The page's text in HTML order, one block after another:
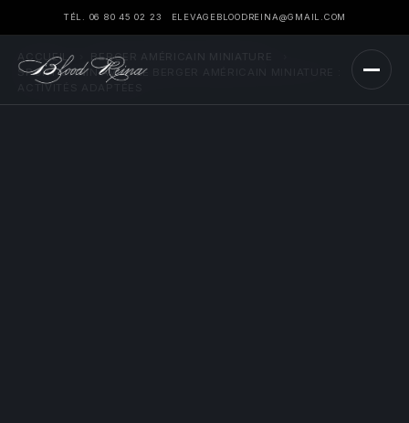
TÉL. 06 80 45 02 23 ELEVAGEBLOODREINA@GMAIL.COM
ACCUEIL BERGER AMÉRICAIN MINIATURE
SPORT CANIN AVEC LE BERGER AMÉRICAIN MINIATURE :
ACTIVITÉS ADAPTÉES